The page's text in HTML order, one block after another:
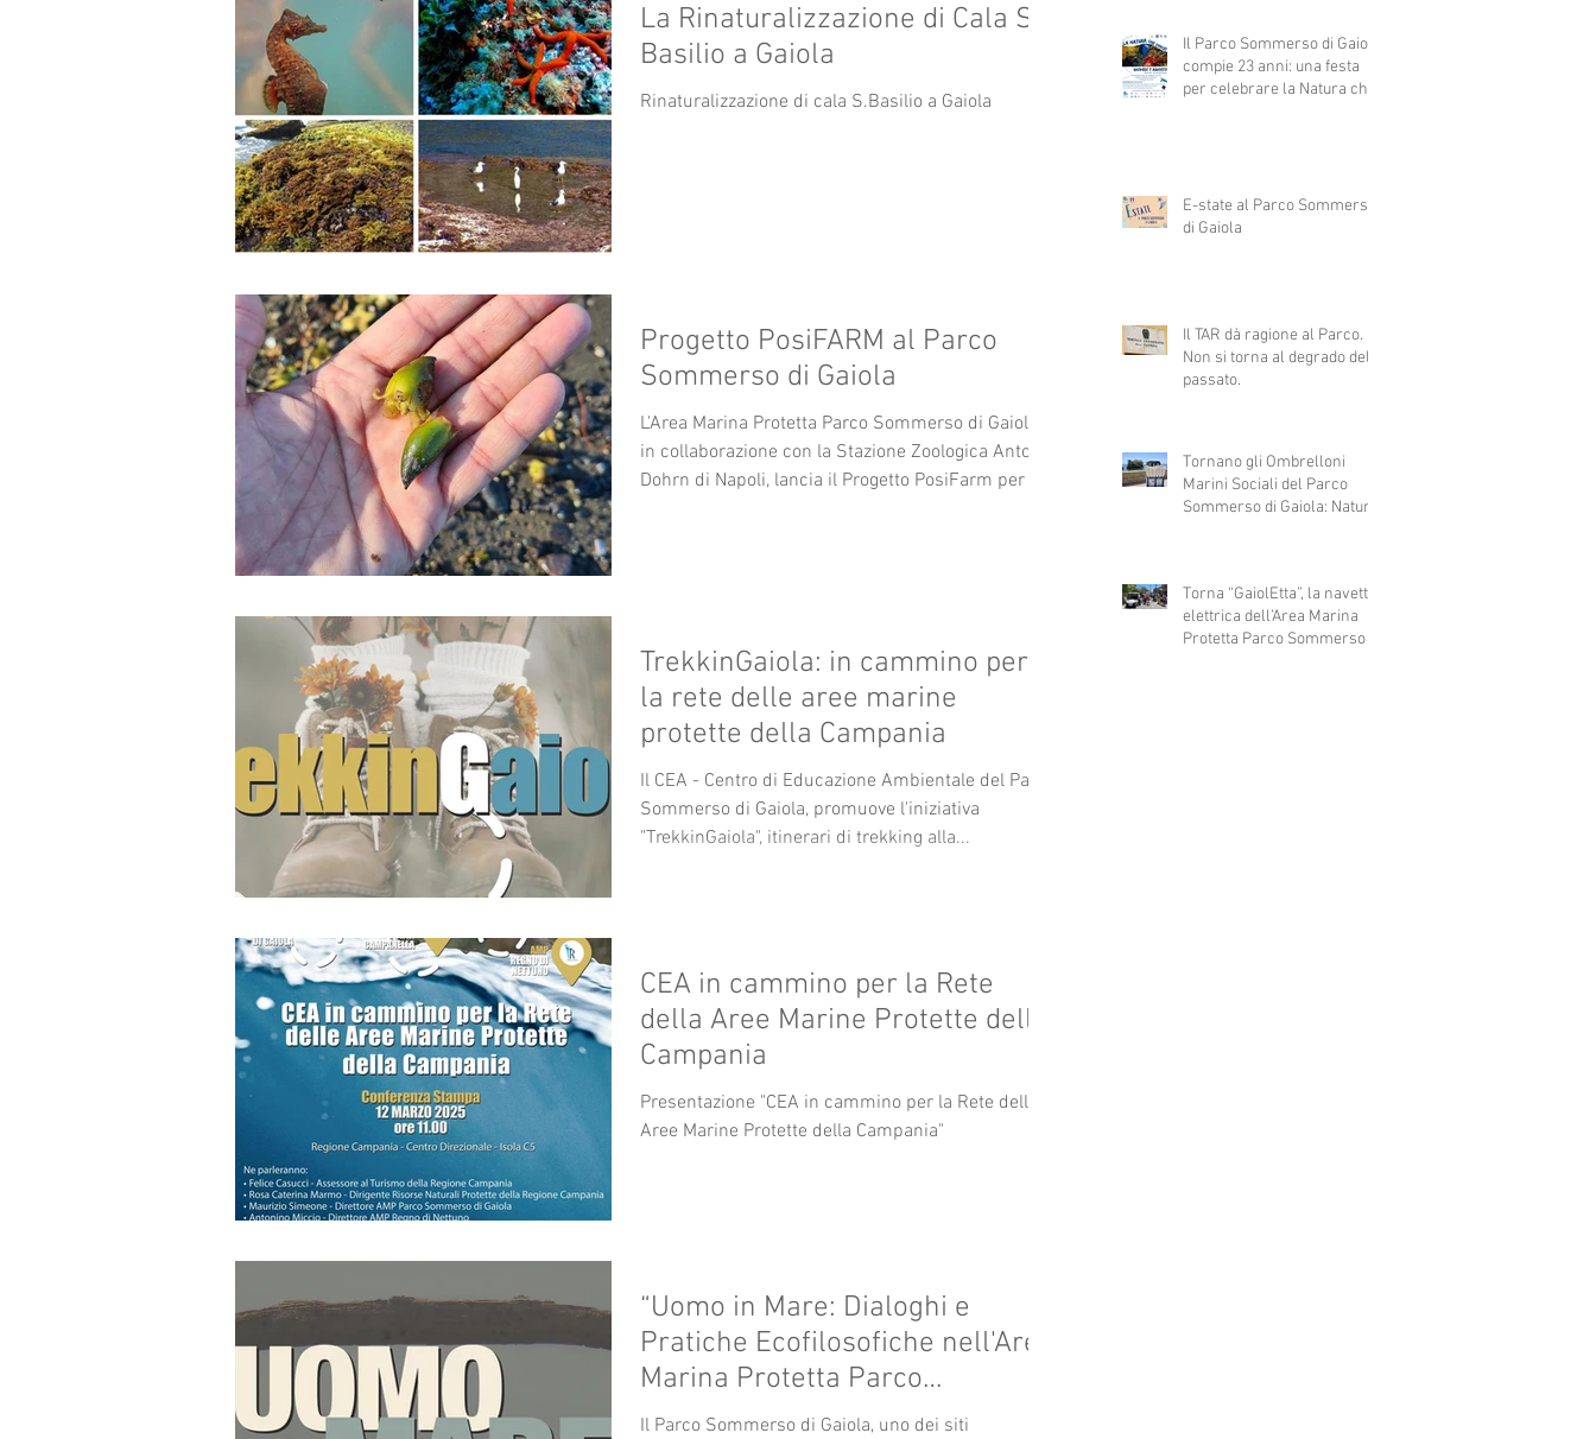
La Rinaturalizzazione di Cala S.
Basilio a Gaiola
Rinaturalizzazione di cala S.Basilio a Gaiola
Progetto PosiFARM al Parco
Sommerso di Gaiola
L'Area Marina Protetta Parco Sommerso di Gaiola,
in collaborazione con la Stazione Zoologica Anton
Dohrn di Napoli, lancia il Progetto PosiFarm per la
fondamentale fanerogama marina. Il progetto
prevede la raccolta dei frutti
TrekkinGaiola: in cammino per
la rete delle aree marine
protette della Campania
Il CEA - Centro di Educazione Ambientale del Parco
Sommerso di Gaiola, promuove l'iniziativa
"TrekkinGaiola", itinerari di trekking alla...
CEA in cammino per la Rete
della Aree Marine Protette della
Campania
Presentazione "CEA in cammino per la Rete delle
Aree Marine Protette della Campania"
“Uomo in Mare: Dialoghi e
Pratiche Ecofilosofiche nell'Area
Marina Protetta Parco
Sommerso di Gaiola"
Il Parco Sommerso di Gaiola, uno dei siti
Il Parco Sommerso di Gaiola
compie 23 anni: una festa
per celebrare la Natura che
E-state al Parco Sommerso
di Gaiola
Il TAR dà ragione al Parco.
Non si torna al degrado del
passato.
Tornano gli Ombrelloni
Marini Sociali del Parco
Sommerso di Gaiola: Natura,
Torna “GaiolEtta”, la navetta
elettrica dell’Area Marina
Protetta Parco Sommerso di